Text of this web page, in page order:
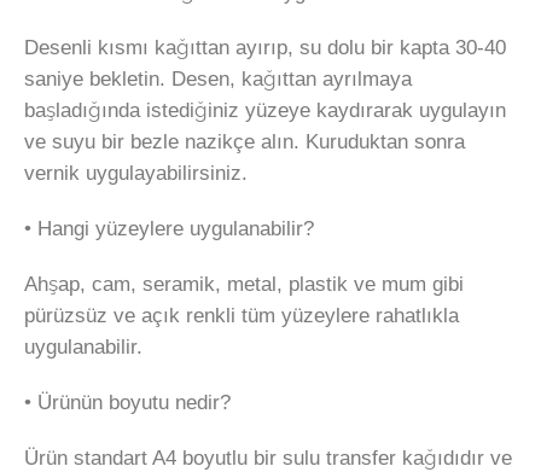
Desenli kısmı kağıttan ayırıp, su dolu bir kapta 30-40
saniye bekletin. Desen, kağıttan ayrılmaya
başladığında istediğiniz yüzeye kaydırarak uygulayın
ve suyu bir bezle nazikçe alın. Kuruduktan sonra
vernik uygulayabilirsiniz.
• Hangi yüzeylere uygulanabilir?
Ahşap, cam, seramik, metal, plastik ve mum gibi
pürüzsüz ve açık renkli tüm yüzeylere rahatlıkla
uygulanabilir.
• Ürünün boyutu nedir?
Ürün standart A4 boyutlu bir sulu transfer kağıdıdır ve